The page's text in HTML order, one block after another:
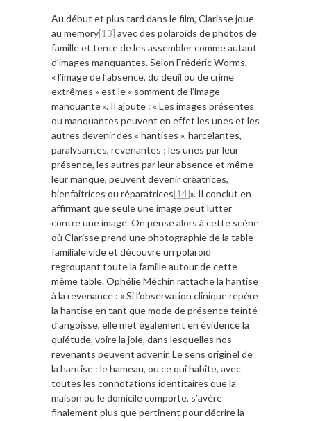
Au début et plus tard dans le film, Clarisse joue
au memory[13] avec des polaroïds de photos de
famille et tente de les assembler comme autant
d’images manquantes. Selon Frédéric Worms,
« l’image de l’absence, du deuil ou de crime
extrêmes » est le « somment de l’image
manquante ». Il ajoute : « Les images présentes
ou manquantes peuvent en effet les unes et les
autres devenir des « hantises », harcelantes,
paralysantes, revenantes ; les unes par leur
présence, les autres par leur absence et même
leur manque, peuvent devenir créatrices,
bienfaitrices ou réparatrices[14]». Il conclut en
affirmant que seule une image peut lutter
contre une image. On pense alors à cette scène
où Clarisse prend une photographie de la table
familiale vide et découvre un polaroïd
regroupant toute la famille autour de cette
même table. Ophélie Méchin rattache la hantise
à la revenance : « Si l’observation clinique repère
la hantise en tant que mode de présence teinté
d’angoisse, elle met également en évidence la
quiétude, voire la joie, dans lesquelles nos
revenants peuvent advenir. Le sens originel de
la hantise : le hameau, ou ce qui habite, avec
toutes les connotations identitaires que la
maison ou le domicile comporte, s’avère
finalement plus que pertinent pour décrire la